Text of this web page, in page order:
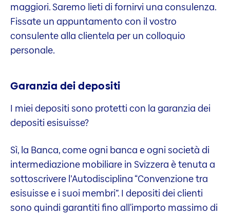
maggiori. Saremo lieti di fornirvi una consulenza.
Fissate un appuntamento con il vostro
consulente alla clientela per un colloquio
personale.
Garanzia dei depositi
I miei depositi sono protetti con la garanzia dei
depositi esisuisse?
Sì, la Banca, come ogni banca e ogni società di
intermediazione mobiliare in Svizzera è tenuta a
sottoscrivere l’Autodisciplina “Convenzione tra
esisuisse e i suoi membri”. I depositi dei clienti
sono quindi garantiti fino all'importo massimo di